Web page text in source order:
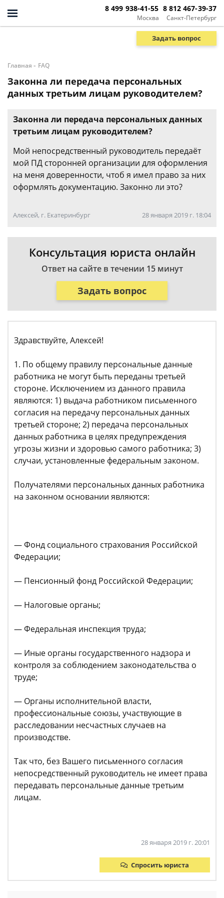
Москва
8 499 938-41-55
Санкт-Петербург
8 812 467-39-37
Задать вопрос
Главная - FAQ
Законна ли передача персональных
данных третьим лицам руководителем?
Законна ли передача персональных данных
третьим лицам руководителем?
Мой непосредственный руководитель передаёт
мой ПД сторонней организации для оформления
на меня доверенности, чтоб я имел право за них
оформлять документацию. Законно ли это?
Алексей, г. Екатеринбург 28 января 2019 г. 18:04
Консультация юриста онлайн
Ответ на сайте в течении 15 минут
Задать вопрос
Здравствуйте, Алексей!
1. По общему правилу персональные данные
работника не могут быть переданы третьей
стороне. Исключением из данного правила
являются: 1) выдача работником письменного
согласия на передачу персональных данных
третьей стороне; 2) передача персональных
данных работника в целях предупреждения
угрозы жизни и здоровью самого работника; 3)
случаи, установленные федеральным законом.
Получателями персональных данных работника
на законном основании являются:
— Фонд социального страхования Российской
Федерации;
— Пенсионный фонд Российской Федерации;
— Налоговые органы;
— Федеральная инспекция труда;
— Иные органы государственного надзора и
контроля за соблюдением законодательства о
труде;
— Органы исполнительной власти,
профессиональные союзы, участвующие в
расследовании несчастных случаев на
производстве.
Так что, без Вашего письменного согласия
непосредственный руководитель не имеет права
передавать персональные данные третьим
лицам.
28 января 2019 г. 20:01
Спросить юриста